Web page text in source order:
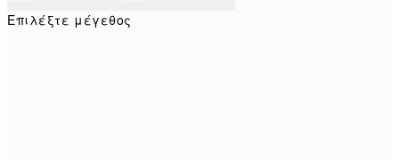
Επιλέξτε μέγεθος